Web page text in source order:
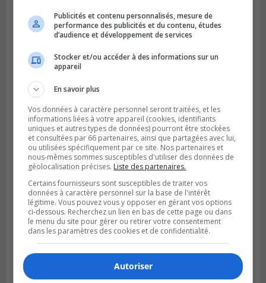
Publié le 6 août 2026 à 05h39
La grenade du camping du lac Cristal était
inoffensive
Publicités et contenu personnalisés, mesure de
performance des publicités et du contenu, études
d’audience et développement de services
Stocker et/ou accéder à des informations sur un
appareil
En savoir plus
Vos données à caractère personnel seront traitées, et les
informations liées à votre appareil (cookies, identifiants
uniques et autres types de données) pourront être stockées
et consultées par 66 partenaires, ainsi que partagées avec lui,
ou utilisées spécifiquement par ce site. Nos partenaires et
nous-mêmes sommes susceptibles d'utiliser des données de
géolocalisation précises. Liste des partenaires.
Certains fournisseurs sont susceptibles de traiter vos
données à caractère personnel sur la base de l'intérêt
légitime. Vous pouvez vous y opposer en gérant vos options
ci-dessous. Recherchez un lien en bas de cette page ou dans
le menu du site pour gérer ou retirer votre consentement
dans les paramètres des cookies et de confidentialité.
Autoriser